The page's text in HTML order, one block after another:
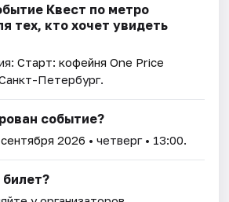
Квест по метро
тех, кто хочет увидеть
Старт: кофейня One Price
Петербург.
событие?
2026 • четверг • 13:00.